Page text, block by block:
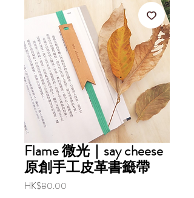
Flame 微光｜say cheese
原創手工皮革書籤帶
HK$80.00